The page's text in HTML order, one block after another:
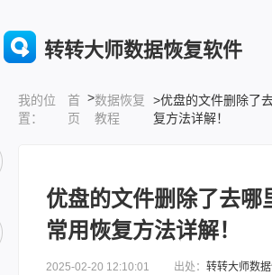
转转大师数据恢复软件
我的位
置：
首
页
>数据恢复
教程
>优盘的文件删除了
复方法详解！
优盘的文件删除了去哪
常用恢复方法详解！
2025-02-20 12:10:01 出处： 转转大师数